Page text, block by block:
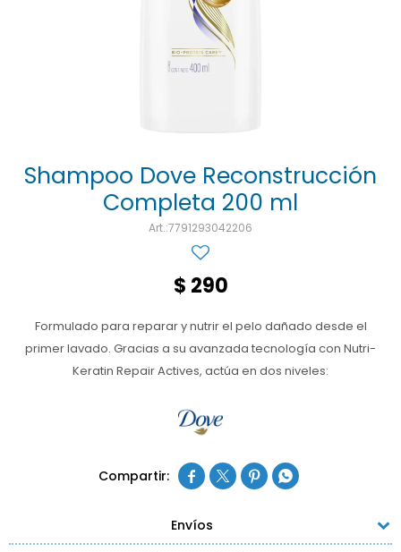
Shampoo Dove Reconstrucción
Completa 200 ml
7791293042206
$ 290
Formulado para reparar y nutrir el pelo dañado desde el
primer lavado. Gracias a su avanzada tecnología con Nutri-
Keratin Repair Actives, actúa en dos niveles:
   
Envíos
Test de autodiagnóstico
Productos fraccionados
Alimentación